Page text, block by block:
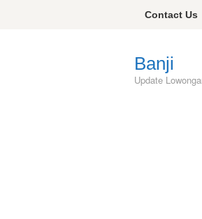
Contact Us
Banji
Update